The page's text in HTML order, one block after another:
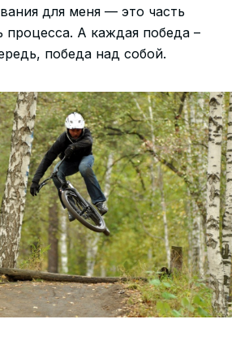
для меня — это часть
процесса. А каждая победа –
победа над собой.